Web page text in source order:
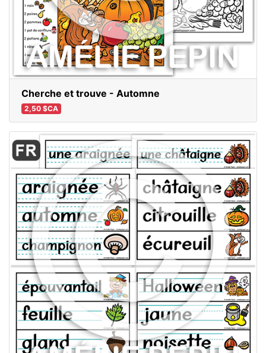
Cherche et trouve - Automne
2,50 $CA